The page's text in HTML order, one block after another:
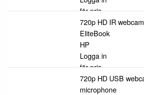
för pris
720p HD IR
EliteBook
HP
Logga in
för pris
720p HD USB
microphone